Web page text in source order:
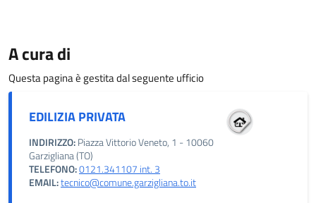
A cura di
Questa pagina è gestita dal seguente ufficio
EDILIZIA PRIVATA
INDIRIZZO:Piazza Vittorio Veneto, 1 - 10060
Garzigliana (TO)
TELEFONO:0121.341107 int. 3
EMAIL:tecnico@comune.garzigliana.to.it